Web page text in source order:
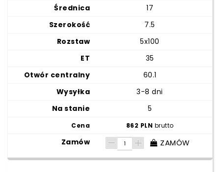
17
7.5
5x100
35
60.1
3-8 dni
5
862 PLN brutto
ZAMÓW